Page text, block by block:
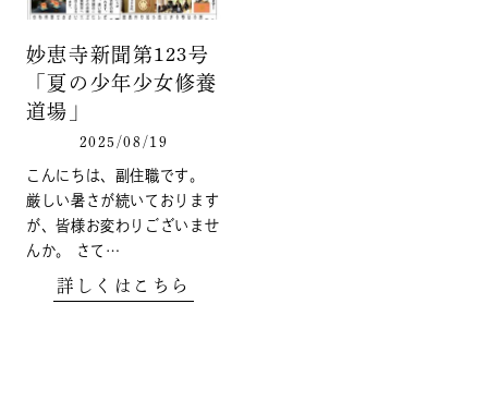
妙恵寺新聞第123号
「夏の少年少女修養
道場」
2025/08/19
こんにちは、副住職です。
厳しい暑さが続いております
が、皆様お変わりございませ
んか。 さて…
詳しくはこちら